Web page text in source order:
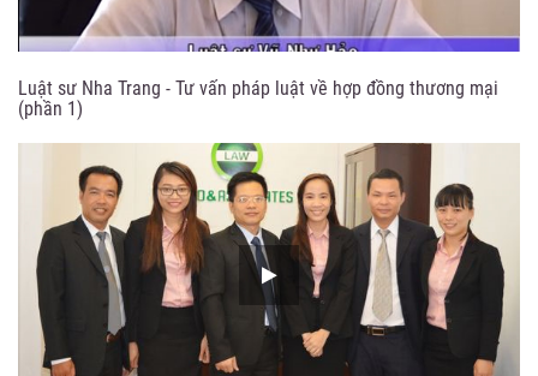
Luật sư Nha Trang - Tư vấn pháp luật về hợp đồng thương mại
(phần 1)